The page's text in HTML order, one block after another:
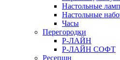
Настольные
Настольные
Часы
Перегородки
Р-ЛАЙН
Р-ЛАЙН СОФТ
Ресепшн